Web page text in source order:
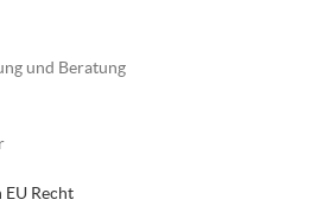
und Beratung
Recht